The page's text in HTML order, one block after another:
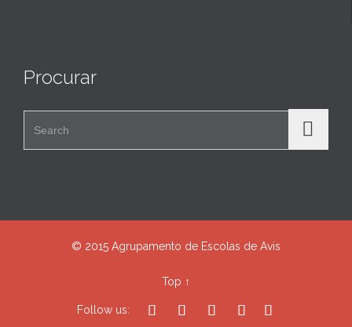
Procurar
© 2015 Agrupamento de Escolas de Avis
Top ↑
Follow us:     